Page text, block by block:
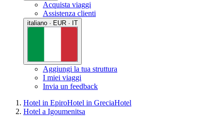
Acquista viaggi
Assistenza clienti
italiano · EUR · IT
Aggiungi la tua struttura
I miei viaggi
Invia un feedback
Hotel in EpiroHotel in GreciaHotel
Hotel a Igoumenitsa